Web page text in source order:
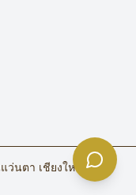
นตา เชียงใหม่